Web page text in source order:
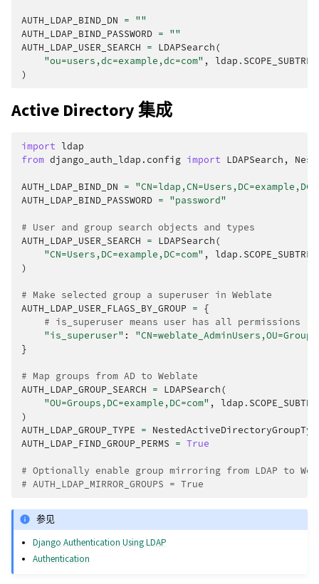
AUTH_LDAP_BIND_DN = ""
AUTH_LDAP_BIND_PASSWORD = ""
AUTH_LDAP_USER_SEARCH = LDAPSearch(
"ou=users,dc=example,dc=com" , ldap . SCOPE_SUBTREE
)
Active Directory 集成
import ldap
from django_auth_ldap.config import LDAPSearch ,
AUTH_LDAP_BIND_DN =
AUTH_LDAP_BIND_PASSWORD = "password"
# User and group search objects and types
AUTH_LDAP_USER_SEARCH = LDAPSearch(
"CN=Users,DC=example,DC=com" , ldap . SCOPE_SUBTREE
)
# Make selected group a superuser in Weblate
AUTH_LDAP_USER_FLAGS_BY_GROUP = {
# is_superuser means user has all permissions
"is_superuser" :
}
# Map groups from AD to Weblate
AUTH_LDAP_GROUP_SEARCH = LDAPSearch(
"OU=Groups,DC=example,DC=com" , ldap .
)
AUTH_LDAP_GROUP_TYPE =
AUTH_LDAP_FIND_GROUP_PERMS = True
# Optionally enable group mirroring from LDAP to
# AUTH_LDAP_MIRROR_GROUPS = True
参见
Django Authentication Using LDAP
Authentication